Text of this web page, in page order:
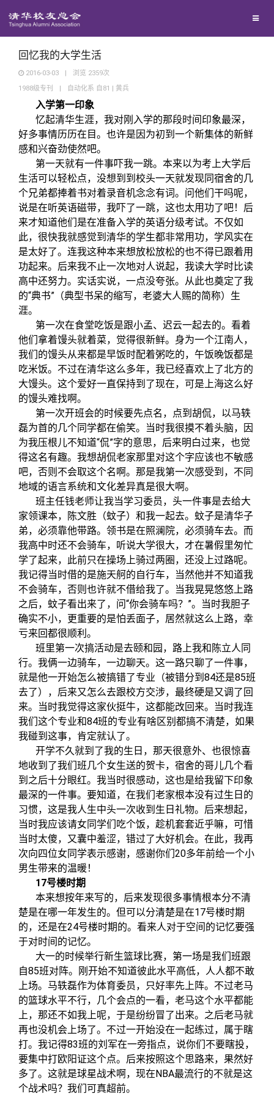
西南联大校友会
回馈母校
捐赠项目
捐赠新闻
捐赠纪事
捐赠方法
义工计划
媒体平台
《清华校友通讯》
《水木清华》
我要订阅
新媒体平台
百年清华
清华人物
清华故事
青春风采
校友讲坛
校友视界
校友服务
终身学习
信息化服务
实用信息
校友总会
总会简介
总会章程
理事会名单
制度法规
联系我们
关闭
回忆我的大学生活
2016-03-03 | 浏览 2359次
1988级专刊
| 自动化系 自81 | 黄兵
入学第一印象
忆起清华生涯，我对刚入学的那段时间印象最深，
好多事情历历在目。也许是因为初到一个新集体的新鲜
感和兴奋劲使然吧。
第一天就有一件事吓我一跳。本来以为考上大学后
生活可以轻松点，没想到到校头一天就发现同宿舍的几
个兄弟都捧着书对着录音机念念有词。问他们干吗呢，
说是在听英语磁带，我吓了一跳，这也太用功了吧！后
来才知道他们是在准备入学的英语分级考试。不仅如
此，很快我就感觉到清华的学生都非常用功，学风实在
是太好了。连我这种本来想放松放松的也不得已跟着用
功起来。后来我不止一次地对人说起，我读大学时比读
高中还努力。实话实说，一点没夸张。从此也奠定了我
的“典书” （典型书呆的缩写，老婆大人赐的简称） 生
涯。
第一次在食堂吃饭是跟小孟、迟云一起去的。看着
他们拿着馒头就着菜，觉得很新鲜。身为一个江南人，
我们的馒头从来都是早饭时配着粥吃的，午饭晚饭都是
吃米饭。不过在清华这么多年，我已经喜欢上了北方的
大馒头。这个爱好一直保持到了现在，可是上海这么好
的馒头难找啊。
第一次开班会的时候要先点名，点到胡侃，以马轶
磊为首的几个同学都在偷笑。当时我很摸不着头脑，因
为我压根儿不知道“侃”字的意思，后来明白过来，也觉
得这名有趣。我想胡侃老家那里对这个字应该也不敏感
吧，否则不会取这个名啊。那是我第一次感受到，不同
地域的语言系统和文化差异真是很大啊。
班主任钱老师让我当学习委员，头一件事是去给大
家领课本，陈文胜 （蚊子） 和我一起去。蚊子是清华子
弟，必须靠他带路。领书是在照澜院，必须骑车去。而
我高中时还不会骑车，听说大学很大，才在暑假里匆忙
学了起来，此前只在操场上骑过两圈，还没上过路呢。
我记得当时借的是施天舸的自行车，当然他并不知道我
不会骑车，否则也许就不借给我了。当我晃晃悠悠上路
之后，蚊子看出来了，问“你会骑车吗？”。当时我胆子
确实不小，更重要的是怕丢面子，居然就这么上路，幸
亏来回都很顺利。
班里第一次搞活动是去颐和园，路上我和陈立人同
行。我俩一边骑车，一边聊天。这一路只聊了一件事，
就是他一开始怎么被搞错了专业 （被错分到84还是85班
去了）
，后来又怎么去跟校方交涉，最终硬是又调了回
来。当时我觉得这家伙挺牛，这都能改回来。当时我连
我们这个专业和84班的专业有啥区别都搞不清楚，如果
我碰到这事，肯定就认了。
开学不久就到了我的生日，那天很意外、也很惊喜
地收到了我们班几个女生送的贺卡，宿舍的哥儿几个看
到之后十分眼红。我当时很感动，这也是给我留下印象
最深的一件事。要知道，在我们老家根本没有过生日的
习惯，这是我人生中头一次收到生日礼物。后来想起，
当时我应该请女同学们吃个饭，趁机套套近乎嘛，可惜
当时太傻，又囊中羞涩，错过了大好机会。在此，我再
次向四位女同学表示感谢，感谢你们20多年前给一个小
男生带来的温暖！
17号楼时期
本来想按年来写的，后来发现很多事情根本分不清
楚是在哪一年发生的。但可以分清楚是在17号楼时期
的，还是在24号楼时期的。看来人对于空间的记忆要强
于对时间的记忆。
大一的时候举行新生篮球比赛，第一场是我们班跟
自85班对阵。刚开始不知道彼此水平高低，人人都不敢
上场。马轶磊作为体育委员，只好率先上阵。不过老马
的篮球水平不行，几个会点的一看，老马这个水平都能
上，那还不如我上呢，于是纷纷冒了出来。之后老马就
再也没机会上场了。不过一开始没在一起练过，属于瞎
打。我记得83班的刘军在一旁指点，说你们不要瞎投，
要集中打欧阳证这个点。后来按照这个思路来，果然好
多了。这就是球星战术啊，现在NBA最流行的不就是这
个战术吗？我们可真超前。